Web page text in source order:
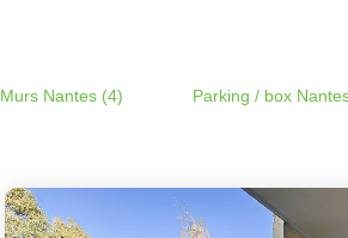
Murs Nantes (4) Parking / box